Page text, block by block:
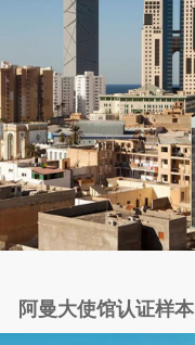
阿曼大使馆认证样本